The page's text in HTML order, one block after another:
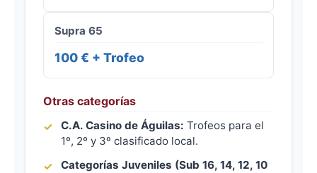
Supra 65
100 € + Trofeo
Otras categorías
C.A. Casino de Águilas: Trofeos para el
1º, 2º y 3º clasificado local.
Categorías Juveniles (Sub 16, 14, 12, 10